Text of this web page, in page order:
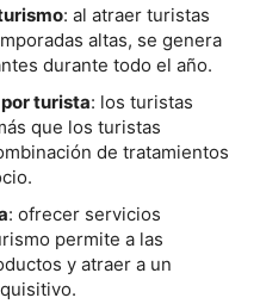
: al atraer turistas
altas, se genera
durante todo el año.
turista: los turistas
que los turistas
de tratamientos
: ofrecer servicios
permite a las
y atraer a un